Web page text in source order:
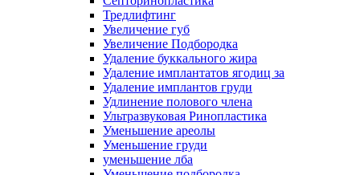
Тредлифтинг
Увеличение губ
Увеличение Подбородка
Удаление буккального жира
Удаление имплантатов ягодиц за
Удаление имплантов груди
Удлинение полового члена
Ультразвуковая Ринопластика
Уменьшение ареолы
Уменьшение груди
уменьшение лба